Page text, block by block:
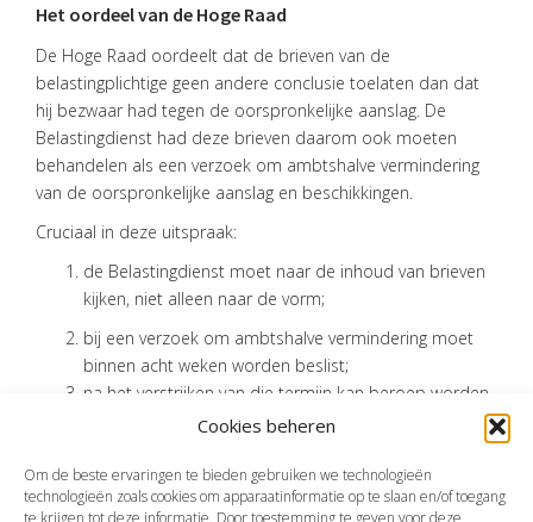
Cookies beheren
Om de beste ervaringen te bieden gebruiken we technologieën
technologieën zoals cookies om apparaatinformatie op te slaan en/of toegang
te krijgen tot deze informatie. Door toestemming te geven voor deze
Het oordeel van de Hoge Raad
De Hoge Raad oordeelt dat de brieven van de
belastingplichtige geen andere conclusie toelaten dan dat
hij bezwaar had tegen de oorspronkelijke aanslag. De
Belastingdienst had deze brieven daarom ook moeten
behandelen als een verzoek om ambtshalve vermindering
van de oorspronkelijke aanslag en beschikkingen.
Cruciaal in deze uitspraak:
de Belastingdienst moet naar de inhoud van brieven
kijken, niet alleen naar de vorm;
bij een verzoek om ambtshalve vermindering moet
binnen acht weken worden beslist;
na het verstrijken van die termijn kan beroep worden
ingesteld tegen het uitblijven van een beslissing.